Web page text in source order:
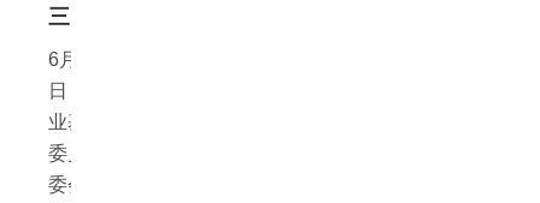
三
6月28-30
日，国家产
业基础专家
委员会及编
委会等专家